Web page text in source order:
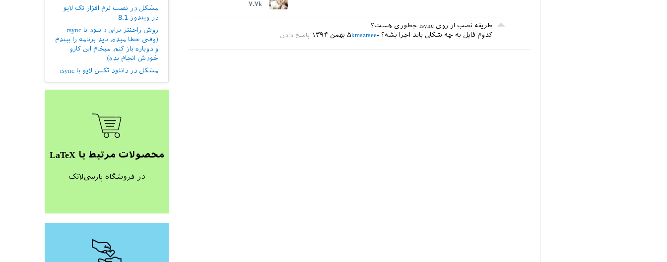
۷.۷k
طریقه نصب از روی rsync چطوری هست؟
کدوم فایل به چه شکلی باید اجرا بشه؟
۵ بهمن ۱۳۹۴kmazraee
مشکل در نصب نرم افزار تک لایو
در ویندوز 8.1
روش راحتتر برای دانلود با rsync
(وقتی خطا میده، باید برنامه را ببندم
و دوباره باز کنم. میخام این کارو
خودش انجام بده)
مشکل در دانلود تکس لایو با rsync
محصولات مرتبط با LaTeX
در فروشگاه پارسی‌لاتک